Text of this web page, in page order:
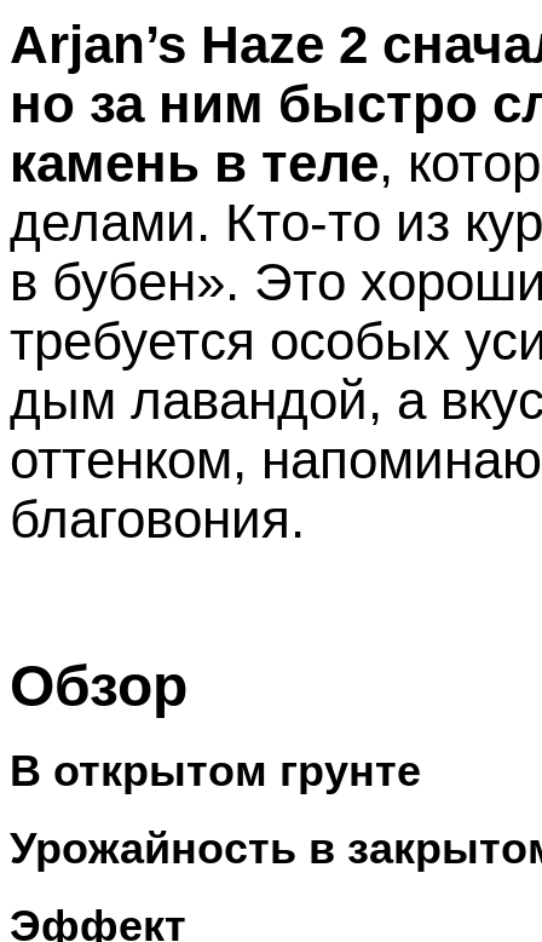
Arjan’s Haze 2
но за ним быстро
камень в теле,
делами. Кто-то из
в бубен». Это
требуется особых
дым лавандой, а
оттенком,
благовония.
Обзор
В открытом грунте
Урожайность в
Эффект